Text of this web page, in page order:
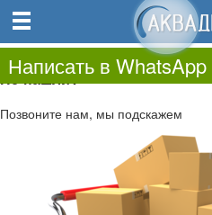
0.00
0
Не нашли?
Позвоните нам, мы подскажем
Написать в WhatsApp